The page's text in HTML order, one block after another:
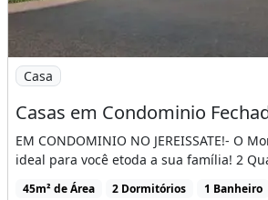
Imagem: Casas em Condominio
Casa
EM CONDOMINIO NO JEREISSATE!- O
ideal para você etoda a sua família! 2
45m² de Área 2 Dormitórios 1 Banheiro